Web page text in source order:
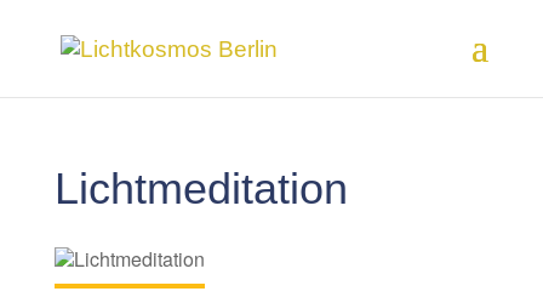
Lichtmeditation